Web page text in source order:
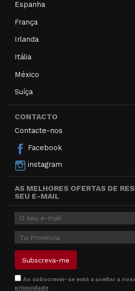
Espanha
França
Irlanda
Itália
México
Suíça
CONTACTO
Contacte-nos
Facebook
instagram
AS MELHORES OFERTAS DE
SEU E-MAIL
Ao subscrever-se está a aceitar a
privacidade